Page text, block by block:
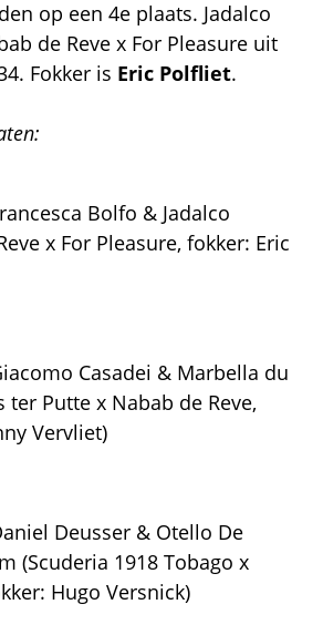
op een 4e plaats. Jadalco
de Reve x For Pleasure uit
Fokker is Eric Polfliet.
Bolfo & Jadalco
x For Pleasure, fokker: Eric
Casadei & Marbella du
ter Putte x Nabab de Reve,
Vervliet)
Deusser & Otello De
(Scuderia 1918 Tobago x
Hugo Versnick)